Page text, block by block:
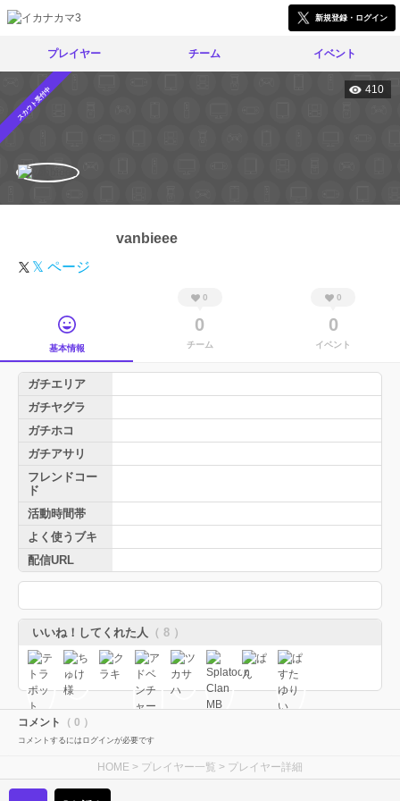
新規登録・ログイン
プレイヤー チーム イベント
スカウト受付中 410
vanbieee
𝕏 ページ
基本情報
0
0
チーム
0
0
イベント
ガチエリア
ガチヤグラ
ガチホコ
ガチアサリ
フレンドコー
ド
活動時間帯
よく使うブキ
配信URL
いいね！してくれた人 （ 8 ）
コメント （ 0 ）
コメントするにはログインが必要です
HOME > プレイヤー一覧 > プレイヤー詳細